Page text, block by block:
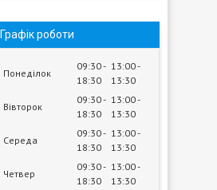
Графік роботи
Понеділок
09:30
18:30
13:00
13:30
Вівторок
09:30
18:30
13:00
13:30
Середа
09:30
18:30
13:00
13:30
Четвер
09:30
18:30
13:00
13:30